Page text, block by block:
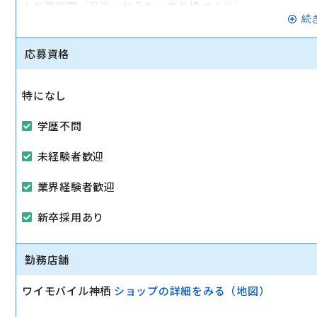
★在庫管理（発注・仕入れ・売り場づくり）
★イベント企画（店舗イベント・SNS・電話教室）
続
応募資格
特になし
学歴不問
未経験者歓迎
業界経験者歓迎
新卒採用あり
勤務店舗
ワイモバイル神栖 ショップの詳細をみる（地図）